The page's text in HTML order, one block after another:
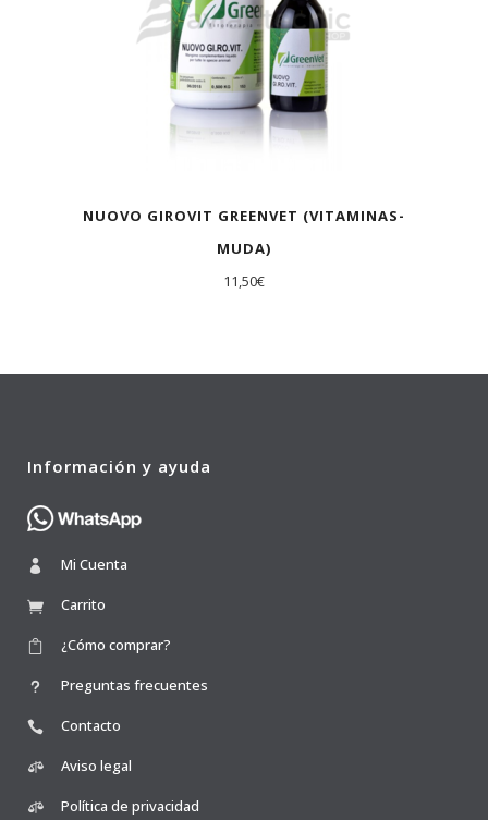
NUOVO GIROVIT GREENVET (VITAMINAS-
MUDA)
11,50€
Información y ayuda
Mi Cuenta
Carrito
¿Cómo comprar?
Preguntas frecuentes
Contacto
Aviso legal
Política de privacidad